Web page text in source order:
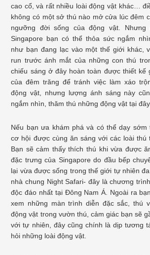
cao cổ, và rất nhiều loài động vật khác…
không có một sở thú nào mở cửa lúc đêm
ngưỡng đời sống của động vật.
Singapore bạn có thể thỏa sức ngắm
như bạn đang lạc vào một thế giới khác,
run trước ánh mắt của những con thú
chiếu sáng ở đây hoàn toàn được thiết kế
của đêm trăng để tránh việc làm xáo
động vật, nhưng lượng ánh sáng này
ngắm nhìn, thăm thú những động vật tại
Nếu bạn ưa khám phá và có thể dạy
cơ hội được cùng ăn sáng với các loài thú
Bạn sẽ cảm thấy thích thú khi vừa được
đặc trưng của Singapore do đầu bếp
lại vừa được sống trong thế giới tự nhiên
nhà chung Night Safari- đây là chương
độc đáo nhất tại Đông Nam Á. Ngoài ra
xem những màn trình diễn đặc sắc, thú
động vật trong vườn thú, cảm giác bạn sẽ
với tự nhiên, đây cũng chính là dịp tương
hỏi những loài động vật.